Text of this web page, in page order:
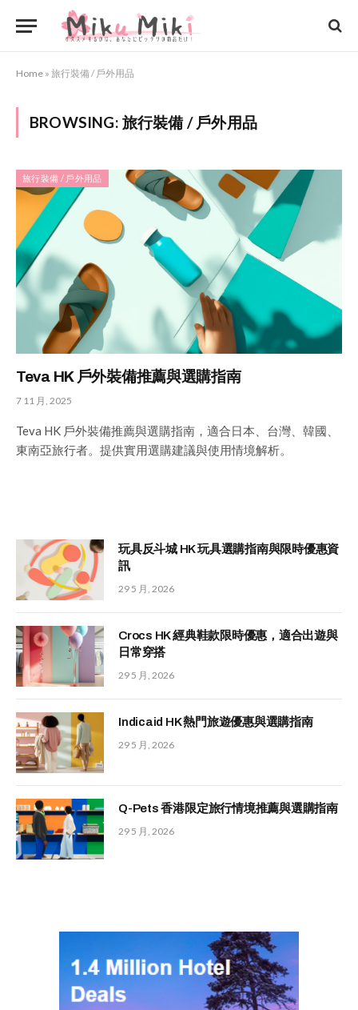
Home » 旅行裝備 / 戶外用品
BROWSING: 旅行裝備 / 戶外用品
旅行裝備 / 戶外用品
Teva HK 戶外裝備推薦與選購指南
7 11 月, 2025
Teva HK 戶外裝備推薦與選購指南，適合日本、台灣、韓國、
東南亞旅行者。提供實用選購建議與使用情境解析。
玩具反斗城 HK 玩具選購指南與限時優惠資
訊
29 5 月, 2026
Crocs HK 經典鞋款限時優惠，適合出遊與
日常穿搭
29 5 月, 2026
Indicaid HK 熱門旅遊優惠與選購指南
29 5 月, 2026
Q-Pets 香港限定旅行情境推薦與選購指南
29 5 月, 2026